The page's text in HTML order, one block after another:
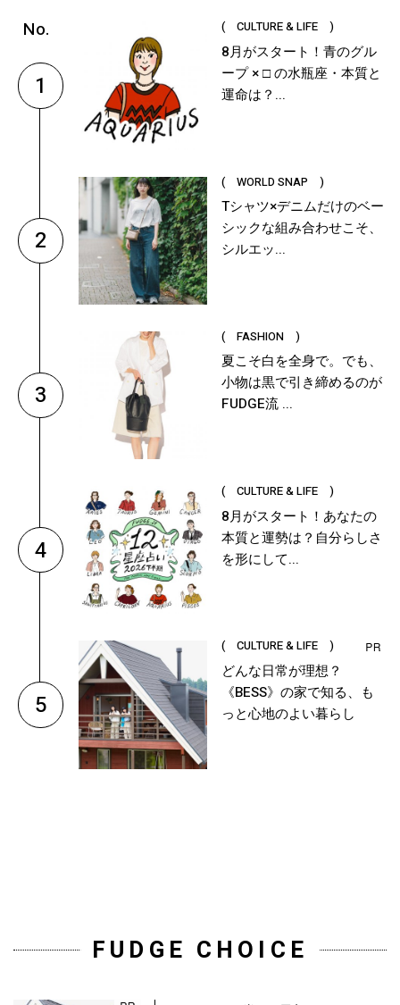
1
( CULTURE & LIFE )
8月がスタート！青のグル
ープ × □ の水瓶座・本質と
運命は？...
2
( WORLD SNAP )
Tシャツ×デニムだけのベー
シックな組み合わせこそ、
シルエッ...
3
( FASHION )
夏こそ白を全身で。でも、
小物は黒で引き締めるのが
FUDGE流 ...
4
( CULTURE & LIFE )
8月がスタート！あなたの
本質と運勢は？自分らしさ
を形にして...
5
( CULTURE & LIFE )
どんな日常が理想？
《BESS》の家で知る、も
っと心地のよい暮らし
FUDGE CHOICE